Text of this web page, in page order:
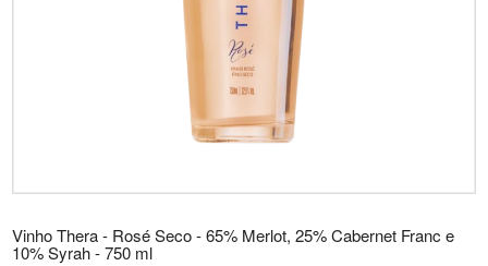
Vinho Thera - Rosé Seco - 65% Merlot, 25% Cabernet Franc e
10% Syrah - 750 ml